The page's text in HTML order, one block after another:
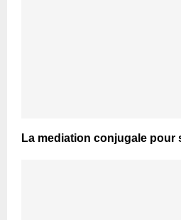
La mediation conjugale pour